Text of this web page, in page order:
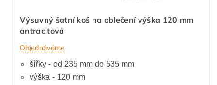
Výsuvný šatní koš na oblečení výška 120 mm
antracitová
Objednáváme
šířky - od 235 mm do 535 mm
výška - 120 mm